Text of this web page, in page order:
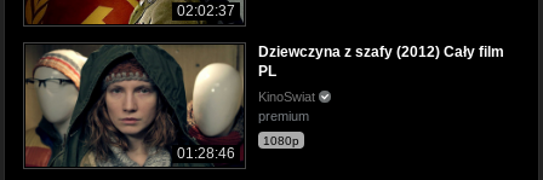
02:02:37
01:28:46
Dziewczyna z szafy (2012) Cały film
PL
KinoSwiat
premium
1080p